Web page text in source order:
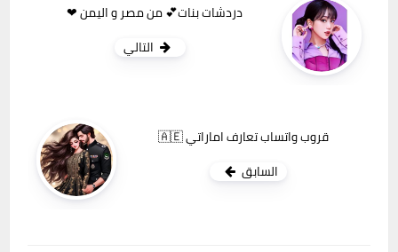
دردشات بنات💕 من مصر و اليمن ❤
التالي
قروب واتساب تعارف اماراتي 🇦🇪
السابق